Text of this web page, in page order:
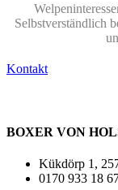
Selbstverständlich
Kontakt
BOXER VON
Kükdörp 1,
0170 933 18